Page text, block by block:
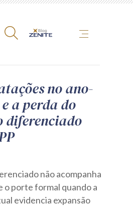
A Zênite
publicar conosco
da Zênite
Contato
dos Titulares de Dados
(contato)
no ano-
a perda do
diferenciado
não acompanha
o porte formal quando a
evidencia expansão